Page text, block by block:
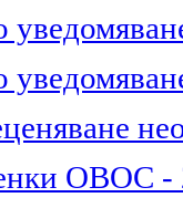
ОВОС -